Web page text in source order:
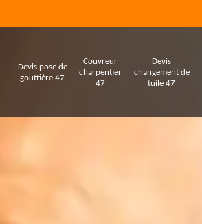
Devis pose de
gouttière 47
Couvreur
charpentier
47
Devis
changement de
tuile 47